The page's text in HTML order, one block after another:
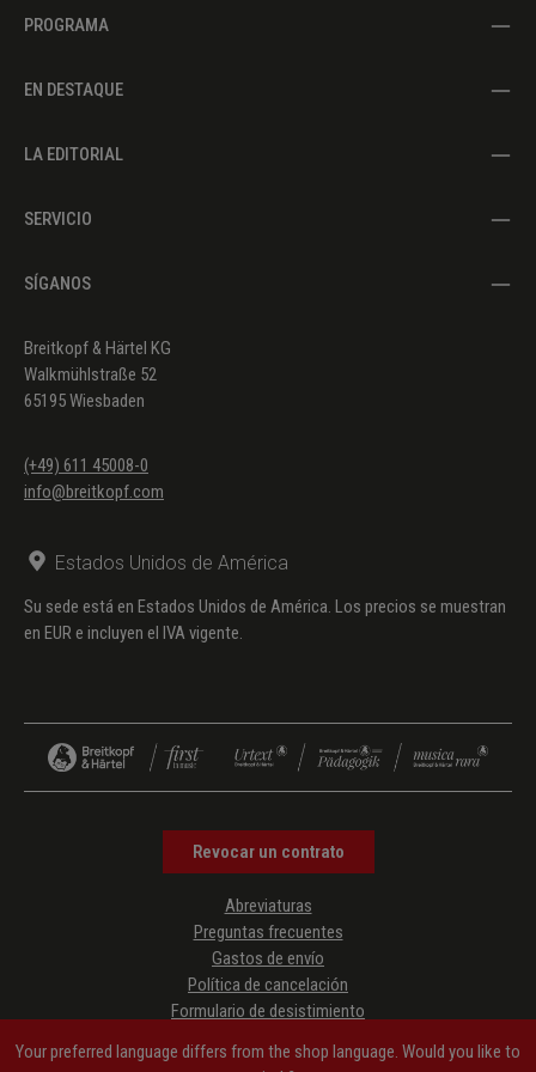
PROGRAMA
EN DESTAQUE
LA EDITORIAL
SERVICIO
SÍGANOS
Breitkopf & Härtel KG
Walkmühlstraße 52
65195 Wiesbaden
(+49) 611 45008-0
info@breitkopf.com
Estados Unidos de América
Su sede está en Estados Unidos de América. Los precios se muestran
en EUR e incluyen el IVA vigente.
Revocar un contrato
Abreviaturas
Preguntas frecuentes
Gastos de envío
Política de cancelación
Formulario de desistimiento
Condiciones generales de contratación
Your preferred language differs from the shop language. Would you like to